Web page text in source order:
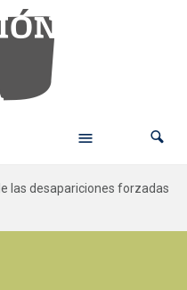
las desapariciones forzadas